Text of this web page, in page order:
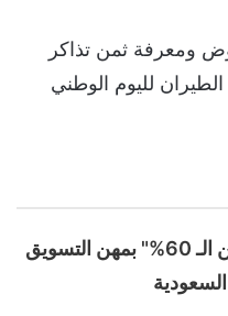
ومعرفة ثمن تذاكر
لليوم الوطني
تفاصيل "توطين الـ 60%" بمهن التسويق